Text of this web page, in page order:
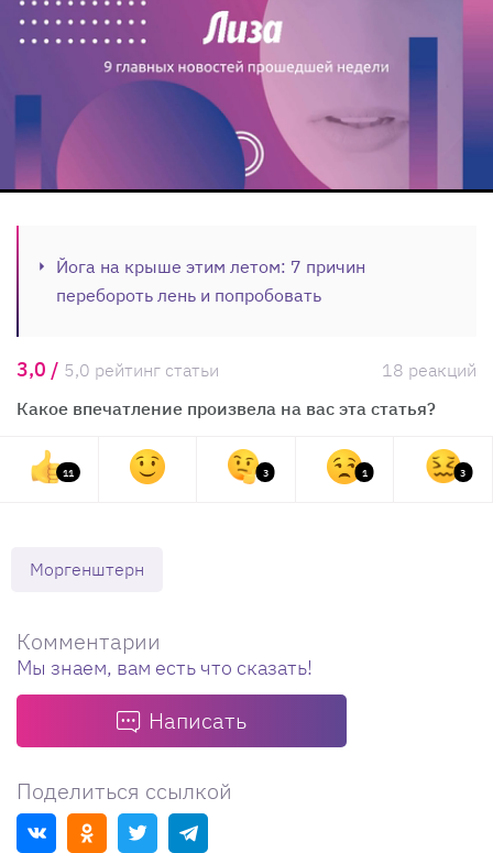
Йога на крыше этим летом: 7 причин
перебороть лень и попробовать
3,0 / 5,0 рейтинг статьи
18 реакций
Какое впечатление произвела на вас эта статья?
11 3 1 3
Моргенштерн
Комментарии
Мы знаем, вам есть что сказать!
Написать
Поделиться ссылкой